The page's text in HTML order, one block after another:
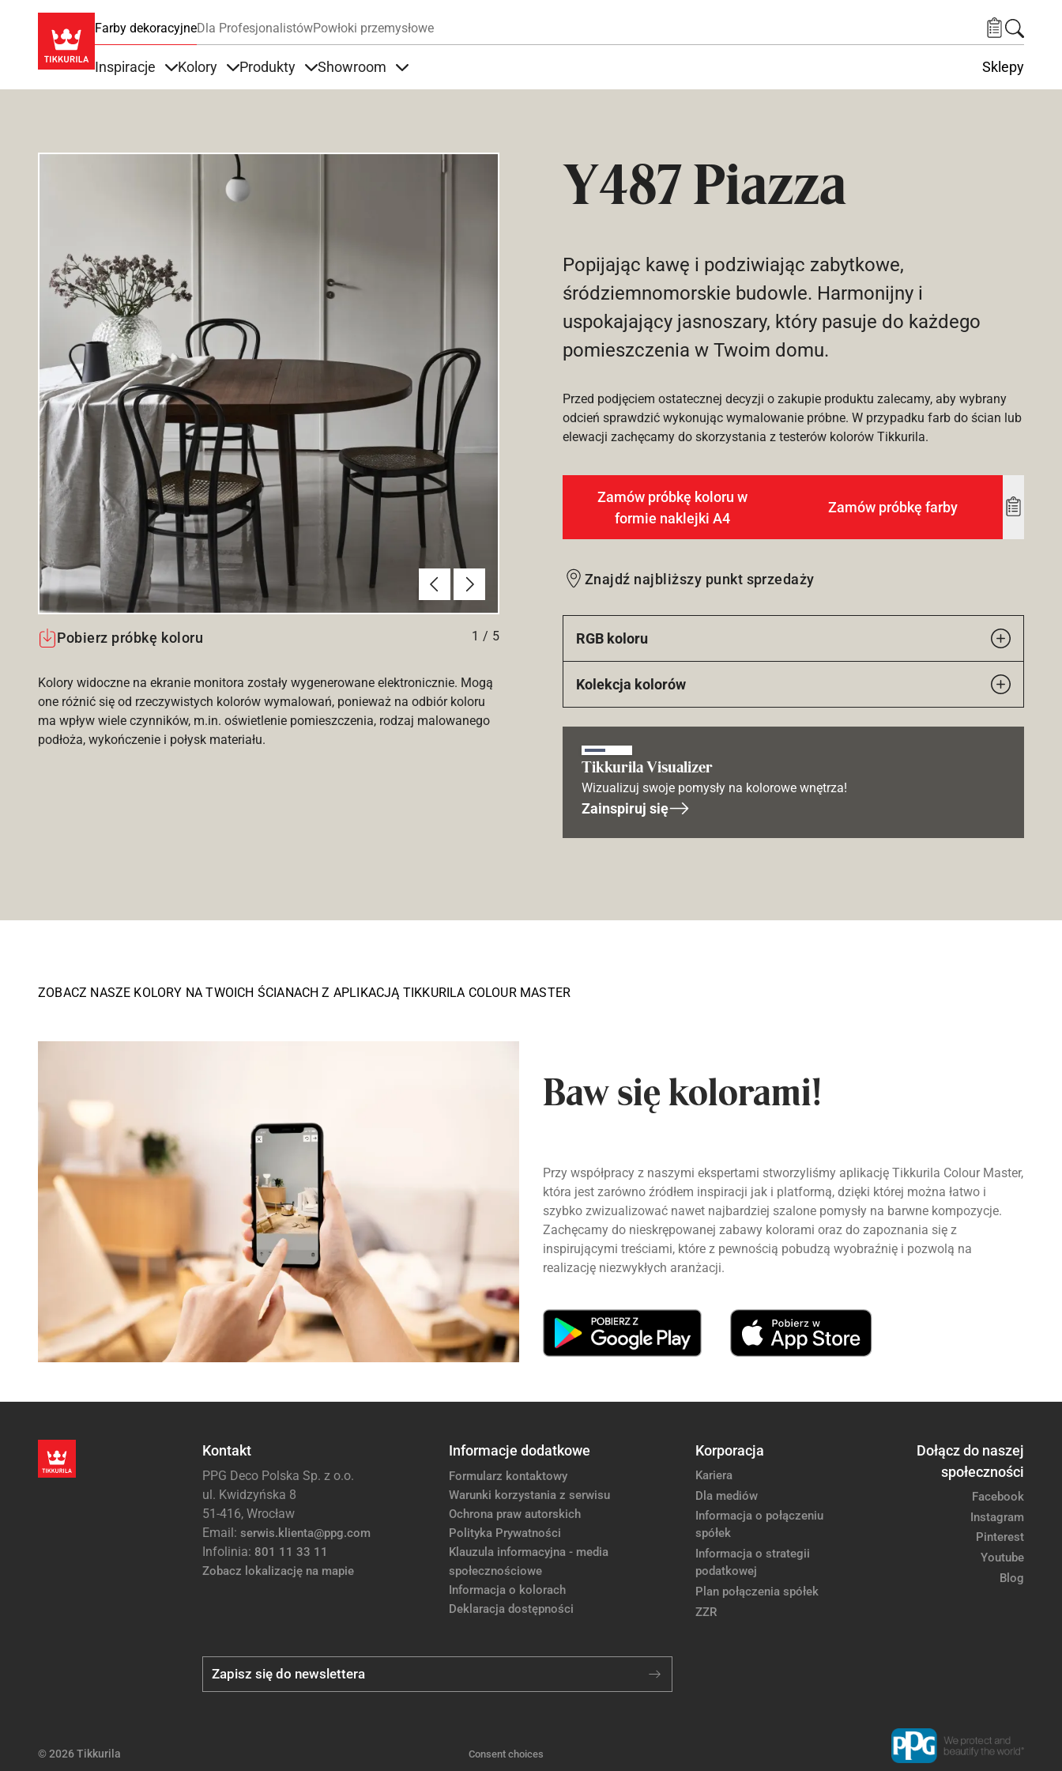
Farby dekoracyjneDla ProfesjonalistówPowłoki przemysłowe
Inspiracje Kolory Produkty Showroom Sklepy
Y487 Piazza
Poprzednie
Dalej
Pobierz próbkę koloru 1 / 5
Kolory widoczne na ekranie monitora zostały wygenerowane elektronicznie. Mogą
one różnić się od rzeczywistych kolorów wymalowań, ponieważ na odbiór koloru
ma wpływ wiele czynników, m.in. oświetlenie pomieszczenia, rodzaj malowanego
podłoża, wykończenie i połysk materiału.
Popijając kawę i podziwiając zabytkowe,
śródziemnomorskie budowle. Harmonijny i
uspokajający jasnoszary, który pasuje do każdego
pomieszczenia w Twoim domu.
Przed podjęciem ostatecznej decyzji o zakupie produktu zalecamy, aby wybrany
odcień sprawdzić wykonując wymalowanie próbne. W przypadku farb do ścian lub
elewacji zachęcamy do skorzystania z testerów kolorów Tikkurila.
Zamów próbkę koloru w
formie naklejki A4
Zamów próbkę farby
Add
Znajdź najbliższy punkt sprzedaży
RGB koloru
Kolekcja kolorów
Tikkurila Visualizer
Wizualizuj swoje pomysły na kolorowe wnętrza!
Zainspiruj się
ZOBACZ NASZE KOLORY NA TWOICH ŚCIANACH Z APLIKACJĄ TIKKURILA COLOUR MASTER
Baw się kolorami!
Przy współpracy z naszymi ekspertami stworzyliśmy aplikację Tikkurila Colour Master,
która jest zarówno źródłem inspiracji jak i platformą, dzięki której można łatwo i
szybko zwizualizować nawet najbardziej szalone pomysły na barwne kompozycje.
Zachęcamy do nieskrępowanej zabawy kolorami oraz do zapoznania się z
inspirującymi treściami, które z pewnością pobudzą wyobraźnię i pozwolą na
realizację niezwykłych aranżacji.
Kontakt
PPG Deco Polska Sp. z o.o.
ul. Kwidzyńska 8
51-416, Wrocław
Email: serwis.klienta@ppg.com
Infolinia: 801 11 33 11
Zobacz lokalizację na mapie
Informacje dodatkowe
Formularz kontaktowy
Warunki korzystania z serwisu
Ochrona praw autorskich
Polityka Prywatności
Klauzula informacyjna - media
społecznościowe
Informacja o kolorach
Deklaracja dostępności
Korporacja
Kariera
Dla mediów
Informacja o połączeniu
spółek
Informacja o strategii
podatkowej
Plan połączenia spółek
ZZR
Dołącz do naszej
społeczności
Facebook
Instagram
Pinterest
Youtube
Blog
Zapisz się do newslettera
© 2026 Tikkurila Consent choices